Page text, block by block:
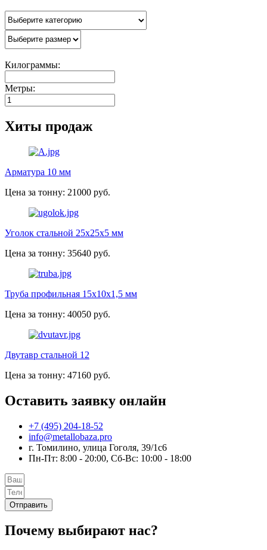
Килограммы:
Метры:
Хиты продаж
Арматура 10 мм
Цена за тонну: 21000 руб.
Уголок стальной 25х25х5 мм
Цена за тонну: 35640 руб.
Труба профильная 15х10х1,5 мм
Цена за тонну: 40050 руб.
Двутавр стальной 12
Цена за тонну: 47160 руб.
Оставить заявку онлайн
+7 (495) 204-18-52
info@metallobaza.pro
г. Томилино, улица Гоголя, 39/1с6
Пн-Пт: 8:00 - 20:00, Сб-Вс: 10:00 - 18:00
Отправить
Почему выбирают нас?